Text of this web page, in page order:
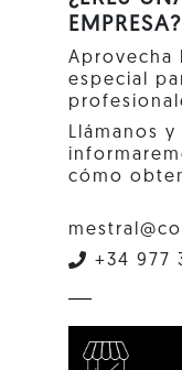
EMPRESA?
Aprovecha
especial
Llámanos y
cómo
+34 977